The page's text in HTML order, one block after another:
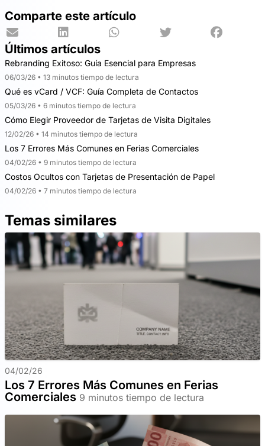
Comparte este artículo
Últimos artículos
Rebranding Exitoso: Guía Esencial para Empresas
06/03/26 • 13 minutos tiempo de lectura
Qué es vCard / VCF: Guía Completa de Contactos
05/03/26 • 6 minutos tiempo de lectura
Cómo Elegir Proveedor de Tarjetas de Visita Digitales
12/02/26 • 14 minutos tiempo de lectura
Los 7 Errores Más Comunes en Ferias Comerciales
04/02/26 • 9 minutos tiempo de lectura
Costos Ocultos con Tarjetas de Presentación de Papel
04/02/26 • 7 minutos tiempo de lectura
Temas similares
04/02/26
Los 7 Errores Más Comunes en Ferias
Comerciales 9 minutos tiempo de lectura